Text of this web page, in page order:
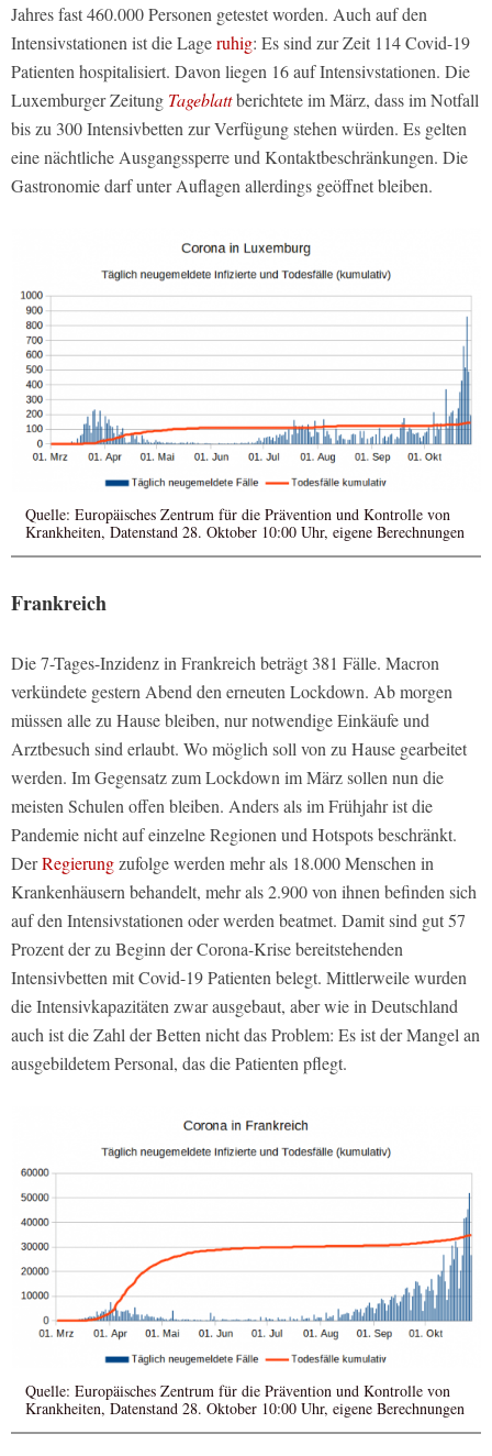
Jahres fast 460.000 Personen getestet worden. Auch auf den
Intensivstationen ist die Lageruhig: Es sind zur Zeit 114 Covid-19
Patienten hospitalisiert. Davon liegen 16 auf Intensivstationen. Die
Luxemburger Zeitung Tageblattberichtete im März, dass im Notfall
bis zu 300 Intensivbetten zur Verfügung stehen würden. Es gelten
eine nächtliche Ausgangssperre und Kontaktbeschränkungen. Die
Gastronomie darf unter Auflagen allerdings geöffnet bleiben.
Quelle: Europäisches Zentrum für die Prävention und Kontrolle von
Krankheiten, Datenstand 28. Oktober 10:00 Uhr, eigene Berechnungen
Frankreich
Die 7-Tages-Inzidenz in Frankreich beträgt 381 Fälle. Macron
verkündete gestern Abend den erneuten Lockdown. Ab morgen
müssen alle zu Hause bleiben, nur notwendige Einkäufe und
Arztbesuch sind erlaubt. Wo möglich soll von zu Hause gearbeitet
werden. Im Gegensatz zum Lockdown im März sollen nun die
meisten Schulen offen bleiben. Anders als im Frühjahr ist die
Pandemie nicht auf einzelne Regionen und Hotspots beschränkt.
DerRegierungzufolge werden mehr als 18.000 Menschen in
Krankenhäusern behandelt, mehr als 2.900 von ihnen befinden sich
auf den Intensivstationen oder werden beatmet. Damit sind gut 57
Prozent der zu Beginn der Corona-Krise bereitstehenden
Intensivbetten mit Covid-19 Patienten belegt. Mittlerweile wurden
die Intensivkapazitäten zwar ausgebaut, aber wie in Deutschland
auch ist die Zahl der Betten nicht das Problem: Es ist der Mangel an
ausgebildetem Personal, das die Patienten pflegt.
Quelle: Europäisches Zentrum für die Prävention und Kontrolle von
Krankheiten, Datenstand 28. Oktober 10:00 Uhr, eigene Berechnungen